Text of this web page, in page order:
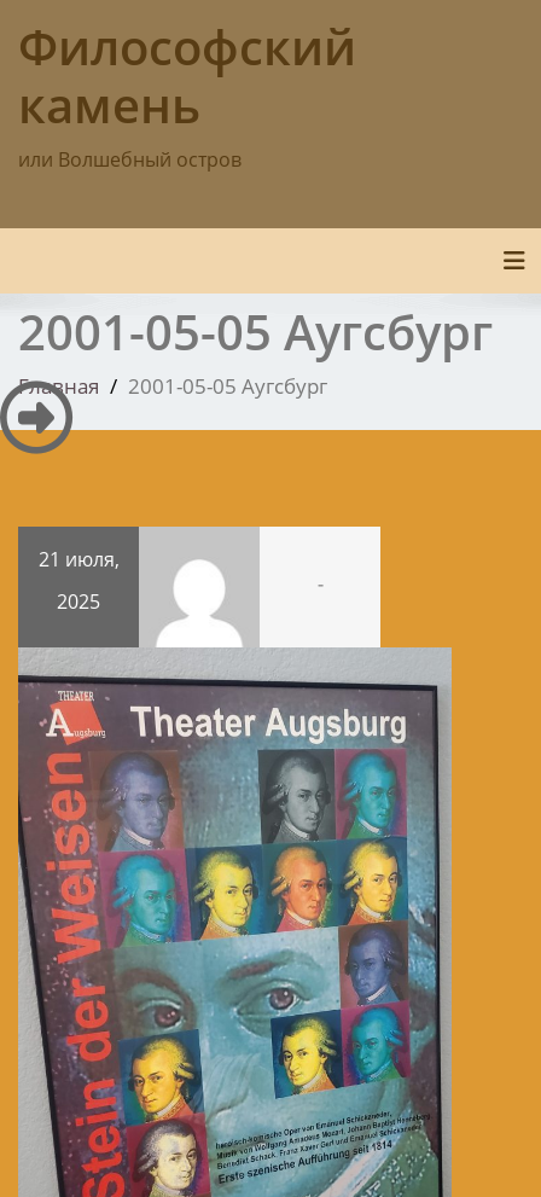
содержимому
Философский
камень
или Волшебный остров
2001-05-05 Аугсбург
Главная 2001-05-05 Аугсбург
21 июля,
2025
-